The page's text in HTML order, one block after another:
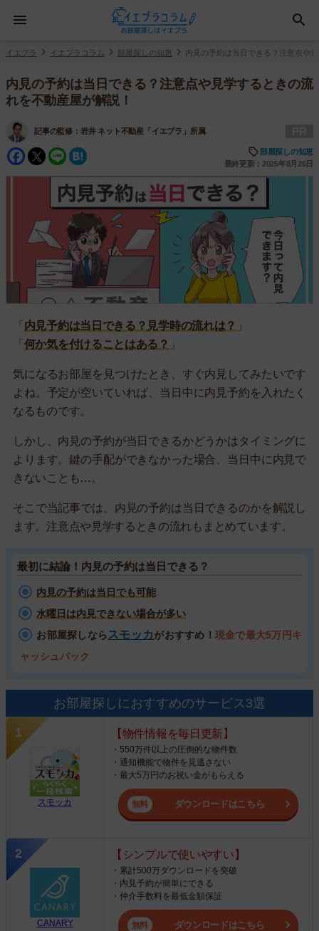
イエプラ イエプラコラム 部屋探しの知恵 内見の予約は当日できる？注意点や
内見の予約は当日できる？注意点や見学するときの流
れを不動産屋が解説！
記事の監修： 岩井 ネット不動産「イエプラ」所属
Facebook
Twitter
Line
部屋探しの知恵
最終更新：2025年8月26日
「 内見予約は当日できる？見学時の流れは？ 」
「 何か気を付けることはある？ 」
気になるお部屋を見つけたとき、すぐ内見してみたいです
よね。予定が空いていれば、当日中に内見予約を入れたく
なるものです。
しかし、内見の予約が当日できるかどうかはタイミングに
よります。鍵の手配ができなかった場合、当日中に内見で
きないことも…。
そこで当記事では、内見の予約は当日できるのかを解説し
ます。注意点や見学するときの流れもまとめています。
最初に結論！内見の予約は当日できる？
内見の予約は当日でも可能
水曜日は内見できない場合が多い
お部屋探しなら スモッカがおすすめ！ 現金で最大5万円キ
ャッシュバック
お部屋探しにおすすめのサービス3選
スモッカ
【物件情報を毎日更新】
・550万件以上の圧倒的な物件数
・通知機能で物件を見逃さない
・最大5万円のお祝い金がもらえる
ダウンロードはこちら
CANARY
【シンプルで使いやすい】
・累計500万ダウンロードを突破
・内見予約が簡単にできる
・仲介手数料を最低金額保証
ダウンロードはこちら